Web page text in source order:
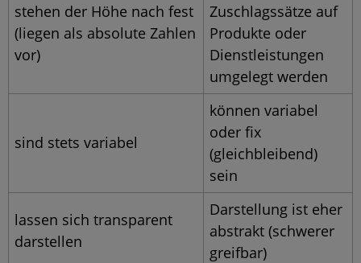
stehen der Höhe nach fest
(liegen als absolute Zahlen
vor)
Zuschlagssätze auf
Produkte oder
Dienstleistungen
umgelegt werden
sind stets variabel
können variabel
oder fix
(gleichbleibend)
sein
lassen sich transparent
darstellen
Darstellung ist eher
abstrakt (schwerer
greifbar)